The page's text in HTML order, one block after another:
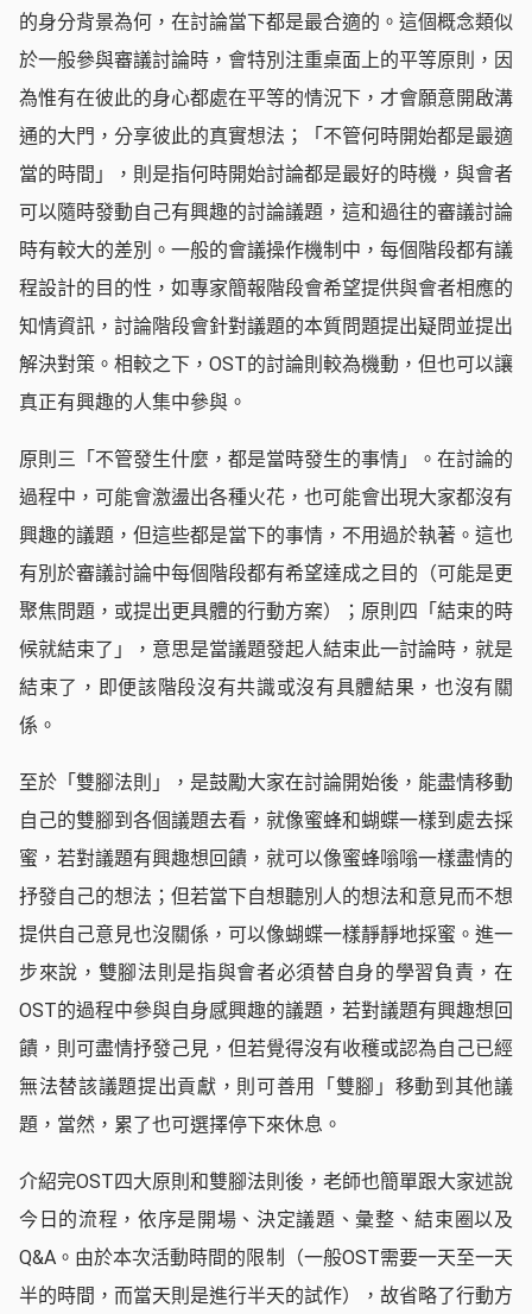
的身分背景為何，在討論當下都是最合適的。這個概念類似
於一般參與審議討論時，會特別注重桌面上的平等原則，因
為惟有在彼此的身心都處在平等的情況下，才會願意開啟溝
通的大門，分享彼此的真實想法；「不管何時開始都是最適
當的時間」，則是指何時開始討論都是最好的時機，與會者
可以隨時發動自己有興趣的討論議題，這和過往的審議討論
時有較大的差別。一般的會議操作機制中，每個階段都有議
程設計的目的性，如專家簡報階段會希望提供與會者相應的
知情資訊，討論階段會針對議題的本質問題提出疑問並提出
解決對策。相較之下，OST的討論則較為機動，但也可以讓
真正有興趣的人集中參與。
原則三「不管發生什麼，都是當時發生的事情」。在討論的
過程中，可能會激盪出各種火花，也可能會出現大家都沒有
興趣的議題，但這些都是當下的事情，不用過於執著。這也
有別於審議討論中每個階段都有希望達成之目的（可能是更
聚焦問題，或提出更具體的行動方案）；原則四「結束的時
候就結束了」，意思是當議題發起人結束此一討論時，就是
結束了，即便該階段沒有共識或沒有具體結果，也沒有關
係。
至於「雙腳法則」，是鼓勵大家在討論開始後，能盡情移動
自己的雙腳到各個議題去看，就像蜜蜂和蝴蝶一樣到處去採
蜜，若對議題有興趣想回饋，就可以像蜜蜂嗡嗡一樣盡情的
抒發自己的想法；但若當下自想聽別人的想法和意見而不想
提供自己意見也沒關係，可以像蝴蝶一樣靜靜地採蜜。進一
步來說，雙腳法則是指與會者必須替自身的學習負責，在
OST的過程中參與自身感興趣的議題，若對議題有興趣想回
饋，則可盡情抒發己見，但若覺得沒有收穫或認為自己已經
無法替該議題提出貢獻，則可善用「雙腳」移動到其他議
題，當然，累了也可選擇停下來休息。
介紹完OST四大原則和雙腳法則後，老師也簡單跟大家述說
今日的流程，依序是開場、決定議題、彙整、結束圈以及
Q&A。由於本次活動時間的限制（一般OST需要一天至一天
半的時間，而當天則是進行半天的試作），故省略了行動方